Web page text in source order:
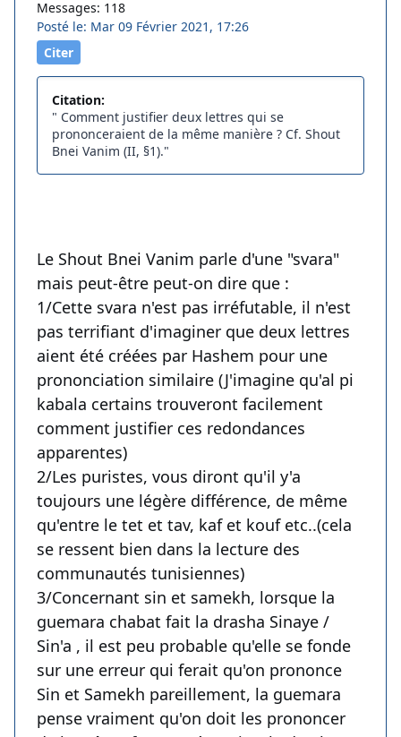
Messages: 118
Posté le: Mar 09 Février 2021, 17:26
Citer
Citation:
" Comment justifier deux lettres qui se
prononceraient de la même manière ? Cf. Shout
Bnei Vanim (II, §1)."
Le Shout Bnei Vanim parle d'une "svara"
mais peut-être peut-on dire que :
1/Cette svara n'est pas irréfutable, il n'est
pas terrifiant d'imaginer que deux lettres
aient été créées par Hashem pour une
prononciation similaire (J'imagine qu'al pi
kabala certains trouveront facilement
comment justifier ces redondances
apparentes)
2/Les puristes, vous diront qu'il y'a
toujours une légère différence, de même
qu'entre le tet et tav, kaf et kouf etc..(cela
se ressent bien dans la lecture des
communautés tunisiennes)
3/Concernant sin et samekh, lorsque la
guemara chabat fait la drasha Sinaye /
Sin'a , il est peu probable qu'elle se fonde
sur une erreur qui ferait qu'on prononce
Sin et Samekh pareillement, la guemara
pense vraiment qu'on doit les prononcer